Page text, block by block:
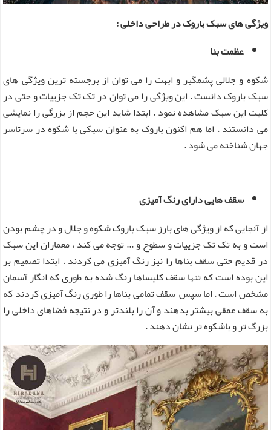
ویژگی های سبک باروک در طراحی داخلی :
عظمت بنا
شکوه و جلالی پشمگیر و ابهت را می توان از برجسته ترین ویژگی های
سبک باروک دانست . این ویژگی را می توان در تک تک جزییات و حتی در
کلیت این سبک مشاهده نمود . ابتدا شاید این حجم از بزرگی را نمایشی
می دانستند . اما هم اکنون باروک به عنوان سبکی با شکوه در سرتاسر
جهان شناخته می شود .
سقف هایی دارای رنگ آمیزی
از آنجایی که از ویژگی های بارز سبک باروک شکوه و جلال و در چشم بودن
است و به تک تک جزییات و سطوح و ... توجه می کند ، معماران این سبک
در قدیم حتی سقف بناها را نیز رنگ آمیزی می کردند . ابتدا تصمیم بر
این بوده است که تنها سقف کلیساها رنگ شده به طوری که انگار آسمان
مشخص است . اما سپس سقف تمامی بناها را طوری رنگ آمیزی کردند که
به سقف عمقی بیشتر بدهند و آن را بلندتر و در نتیجه فضاهای داخلی را
بزرگ تر و باشکوه تر نشان دهند .